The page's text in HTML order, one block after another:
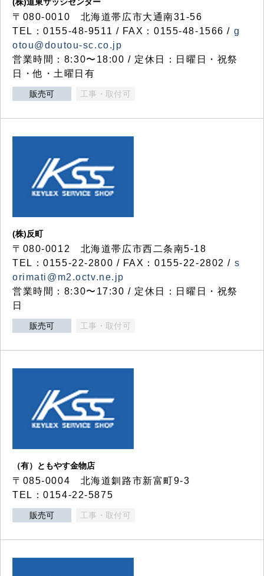
〒080-0010 北海道帯広市大通南31-56
TEL：0155-48-9511 / FAX：0155-48-1566 / g
otou@doutou-sc.co.jp
営業時間：8:30〜18:00 / 定休日：日曜日・祝祭
日・他・土曜日有
販売可 工事・取付可
(株)反町
〒080-0012 北海道帯広市西二条南5-18
TEL：0155-22-2800 / FAX：0155-22-2802 / s
orimati@m2.octv.ne.jp
営業時間：8:30〜17:30 / 定休日：日曜日・祝祭
日
販売可 工事・取付可
（有）ともやす金物店
〒085-0004 北海道釧路市新富町9-3
TEL：0154-22-5875
販売可 工事・取付可